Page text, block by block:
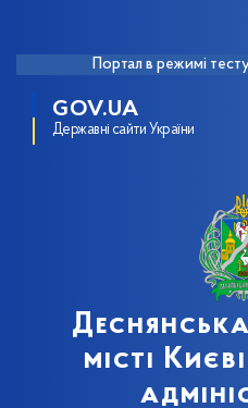
Портал в режимі
GOV.UA
Державні сайти України
місті